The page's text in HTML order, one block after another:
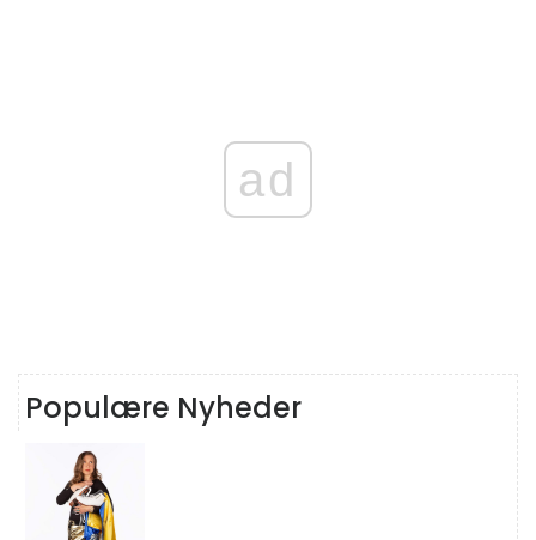
ad
Populære Nyheder